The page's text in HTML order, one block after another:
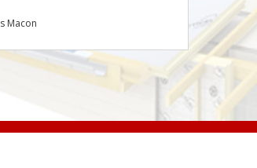
Macon